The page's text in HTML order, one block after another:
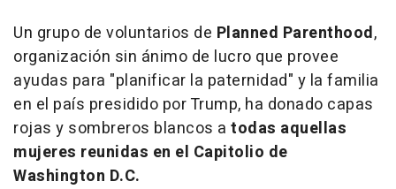
Un grupo de voluntarios de Planned Parenthood,
organización sin ánimo de lucro que provee
ayudas para "planificar la paternidad" y la familia
en el país presidido por Trump, ha donado capas
rojas y sombreros blancos a todas aquellas
mujeres reunidas en el Capitolio de
Washington D.C.